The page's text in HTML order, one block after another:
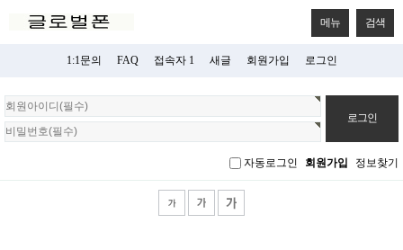
메뉴 검색
1:1문의 FAQ 접속자 1 새글 회원가입 로그인
회
원
로
자동로그인 회원가입 정보찾기